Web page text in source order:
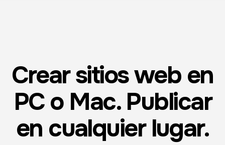
Crear sitios web en
PC o Mac. Publicar
en cualquier lugar.